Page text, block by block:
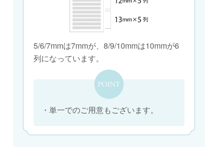
5/6/7mmは7mmが、8/9/10mmは10mmが6
列になっています。
・単一でのご用意もございます。